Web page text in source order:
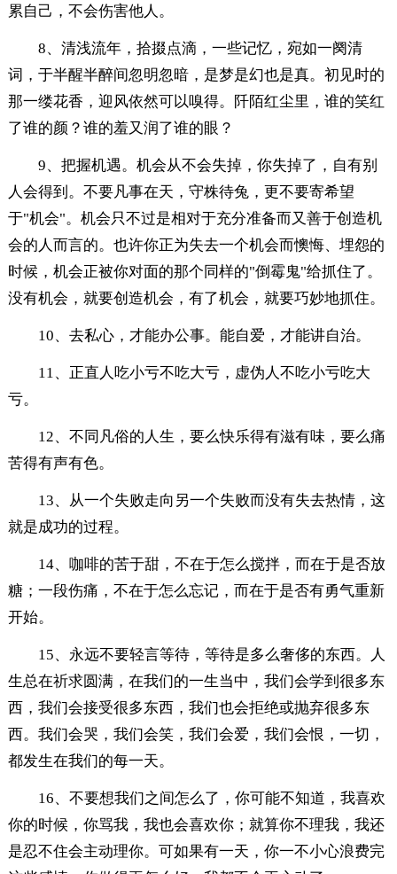
累自己，不会伤害他人。
8、清浅流年，拾掇点滴，一些记忆，宛如一阕清
词，于半醒半醉间忽明忽暗，是梦是幻也是真。初见时的
那一缕花香，迎风依然可以嗅得。阡陌红尘里，谁的笑红
了谁的颜？谁的羞又润了谁的眼？
9、把握机遇。机会从不会失掉，你失掉了，自有别
人会得到。不要凡事在天，守株待兔，更不要寄希望
于"机会"。机会只不过是相对于充分准备而又善于创造机
会的人而言的。也许你正为失去一个机会而懊悔、埋怨的
时候，机会正被你对面的那个同样的"倒霉鬼"给抓住了。
没有机会，就要创造机会，有了机会，就要巧妙地抓住。
10、去私心，才能办公事。能自爱，才能讲自治。
11、正直人吃小亏不吃大亏，虚伪人不吃小亏吃大
亏。
12、不同凡俗的人生，要么快乐得有滋有味，要么痛
苦得有声有色。
13、从一个失败走向另一个失败而没有失去热情，这
就是成功的过程。
14、咖啡的苦于甜，不在于怎么搅拌，而在于是否放
糖；一段伤痛，不在于怎么忘记，而在于是否有勇气重新
开始。
15、永远不要轻言等待，等待是多么奢侈的东西。人
生总在祈求圆满，在我们的一生当中，我们会学到很多东
西，我们会接受很多东西，我们也会拒绝或抛弃很多东
西。我们会哭，我们会笑，我们会爱，我们会恨，一切，
都发生在我们的每一天。
16、不要想我们之间怎么了，你可能不知道，我喜欢
你的时候，你骂我，我也会喜欢你；就算你不理我，我还
是忍不住会主动理你。可如果有一天，你一不小心浪费完